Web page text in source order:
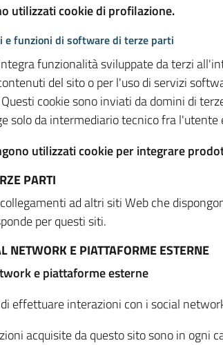
utilizzati cookie di profilazione.
e funzioni di software di terze parti
funzionalità sviluppate da terzi
del sito o per l'uso di servizi
cookie sono inviati da domini di
solo da intermediario tecnico fra l'utente
utilizzati cookie per integrare
PARTI
ad altri siti Web che
per questi siti.
NETWORK E PIATTAFORME ESTERNE
e piattaforme esterne
effettuare interazioni con i social
acquisite da questo sito sono in